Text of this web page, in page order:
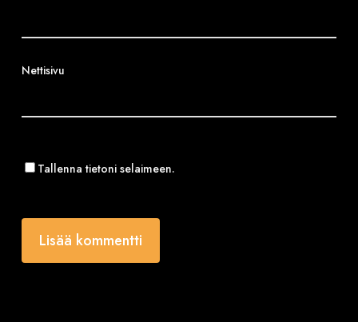
Nettisivu
Tallenna tietoni selaimeen.